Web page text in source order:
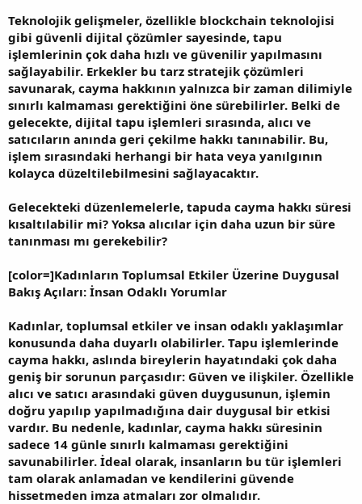
Teknolojik gelişmeler, özellikle blockchain teknolojisi
gibi güvenli dijital çözümler sayesinde, tapu
işlemlerinin çok daha hızlı ve güvenilir yapılmasını
sağlayabilir. Erkekler bu tarz stratejik çözümleri
savunarak, cayma hakkının yalnızca bir zaman dilimiyle
sınırlı kalmaması gerektiğini öne sürebilirler. Belki de
gelecekte, dijital tapu işlemleri sırasında, alıcı ve
satıcıların anında geri çekilme hakkı tanınabilir. Bu,
işlem sırasındaki herhangi bir hata veya yanılgının
kolayca düzeltilebilmesini sağlayacaktır.
Gelecekteki düzenlemelerle, tapuda cayma hakkı süresi
kısaltılabilir mi? Yoksa alıcılar için daha uzun bir süre
tanınması mı gerekebilir?
[color=]Kadınların Toplumsal Etkiler Üzerine Duygusal
Bakış Açıları: İnsan Odaklı Yorumlar
Kadınlar, toplumsal etkiler ve insan odaklı yaklaşımlar
konusunda daha duyarlı olabilirler. Tapu işlemlerinde
cayma hakkı, aslında bireylerin hayatındaki çok daha
geniş bir sorunun parçasıdır: Güven ve ilişkiler. Özellikle
alıcı ve satıcı arasındaki güven duygusunun, işlemin
doğru yapılıp yapılmadığına dair duygusal bir etkisi
vardır. Bu nedenle, kadınlar, cayma hakkı süresinin
sadece 14 günle sınırlı kalmaması gerektiğini
savunabilirler. İdeal olarak, insanların bu tür işlemleri
tam olarak anlamadan ve kendilerini güvende
hissetmeden imza atmaları zor olmalıdır.